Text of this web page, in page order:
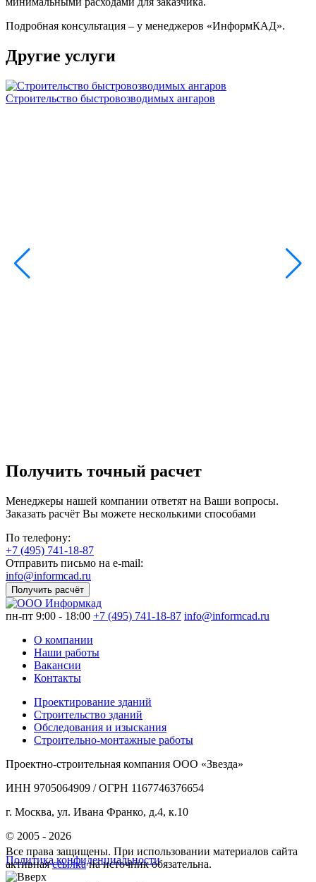
Подробная консультация – у менеджеров «ИнформКАД».
Другие услуги
Строительство быстровозводимых ангаров
Получить точный расчет
Менеджеры нашей компании ответят на Ваши вопросы.
Заказать расчёт Вы можете несколькими способами
По телефону:
+7 (495) 741-18-87
Отправить письмо на e-mail:
info@informcad.ru
Получить расчёт
пн-пт 9:00 - 18:00 +7 (495) 741-18-87 info@informcad.ru
О компании
Наши работы
Вакансии
Контакты
Проектирование зданий
Строительство зданий
Обследования и изыскания
Строительно-монтажные работы
Проектно-строительная компания ООО «Звезда»
ИНН 9705064909 / ОГРН 1167746376654
г. Москва, ул. Ивана Франко, д.4, к.10
© 2005 - 2026
Политика конфиденциальности
Все права защищены. При использовании материалов сайта
активнаяссылкана источник обязательна.